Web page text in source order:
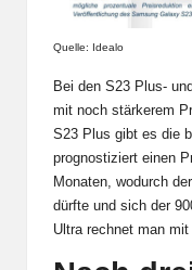
Quelle: Idealo
Bei den S23 Plus-
mit noch stärkerem
S23 Plus gibt es die
prognostiziert einen
Monaten, wodurch
dürfte und sich der
Ultra rechnet man